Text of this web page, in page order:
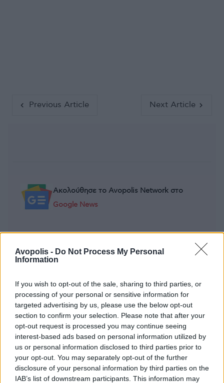
Avopolis - Do Not Process My Personal
Information
If you wish to opt-out of the sale, sharing to third parties, or
processing of your personal or sensitive information for
targeted advertising by us, please use the below opt-out
section to confirm your selection. Please note that after your
opt-out request is processed you may continue seeing
interest-based ads based on personal information utilized by
us or personal information disclosed to third parties prior to
your opt-out. You may separately opt-out of the further
disclosure of your personal information by third parties on the
IAB’s list of downstream participants. This information may
Previous Article Next Article
Ακολούθησε το Avopolis Network στο
Google News
MOOD OF THE DAY
Ποτέ δεν είναι αργά,
κυριολεκτικά. Ο Άντονι Χόπκινς
στα 88 αρνείται να το βάλει κάτω
και κυκλοφορεί το 1ο του
άλμπουμ με ορχηστρικές συνθέσεις και τίτλο:
Life Is A Dream. Φυσικά και είναι Άντονι...
Μάκης Μηλάτος